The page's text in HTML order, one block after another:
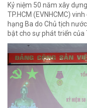
Kỷ niệm 50 năm xây
TP.HCM (EVNHCMC)
hạng Ba do Chủ tịch
bật cho sự phát triển của